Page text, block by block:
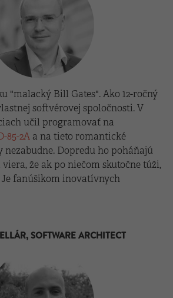
"malacký Bill Gates". Ako 12-ročný
softvérovej spoločnosti. V
učil programovať na
85-2Aa na tieto romantické
nezabudne. Dopredu ho poháňajú
že ak po niečom skutočne túži,
Je fanúšikom inovatívnych
SOFTWARE ARCHITECT